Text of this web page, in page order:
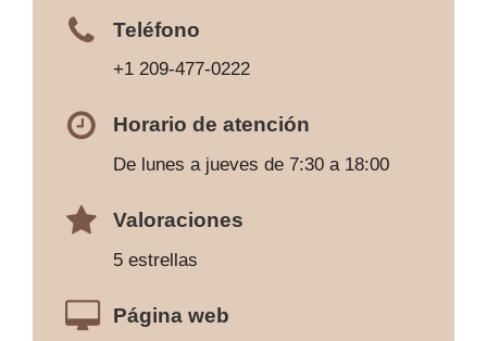
Teléfono
+1 209-477-0222
Horario de atención
De lunes a jueves de 7:30 a 18:00
Valoraciones
5 estrellas
Página web